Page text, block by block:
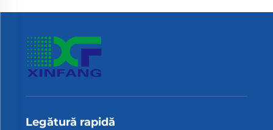
Legătură rapidă